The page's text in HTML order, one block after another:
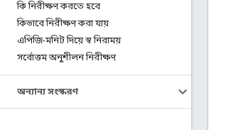
কি নিরীক্ষণ করতে হবে
কিভাবে নিরীক্ষণ করা যায়
এপিজি-মনিট দিয়ে স্ব নিরাময়
সর্বোত্তম অনুশীলন নিরীক্ষণ
অন্যান্য সংস্করণ